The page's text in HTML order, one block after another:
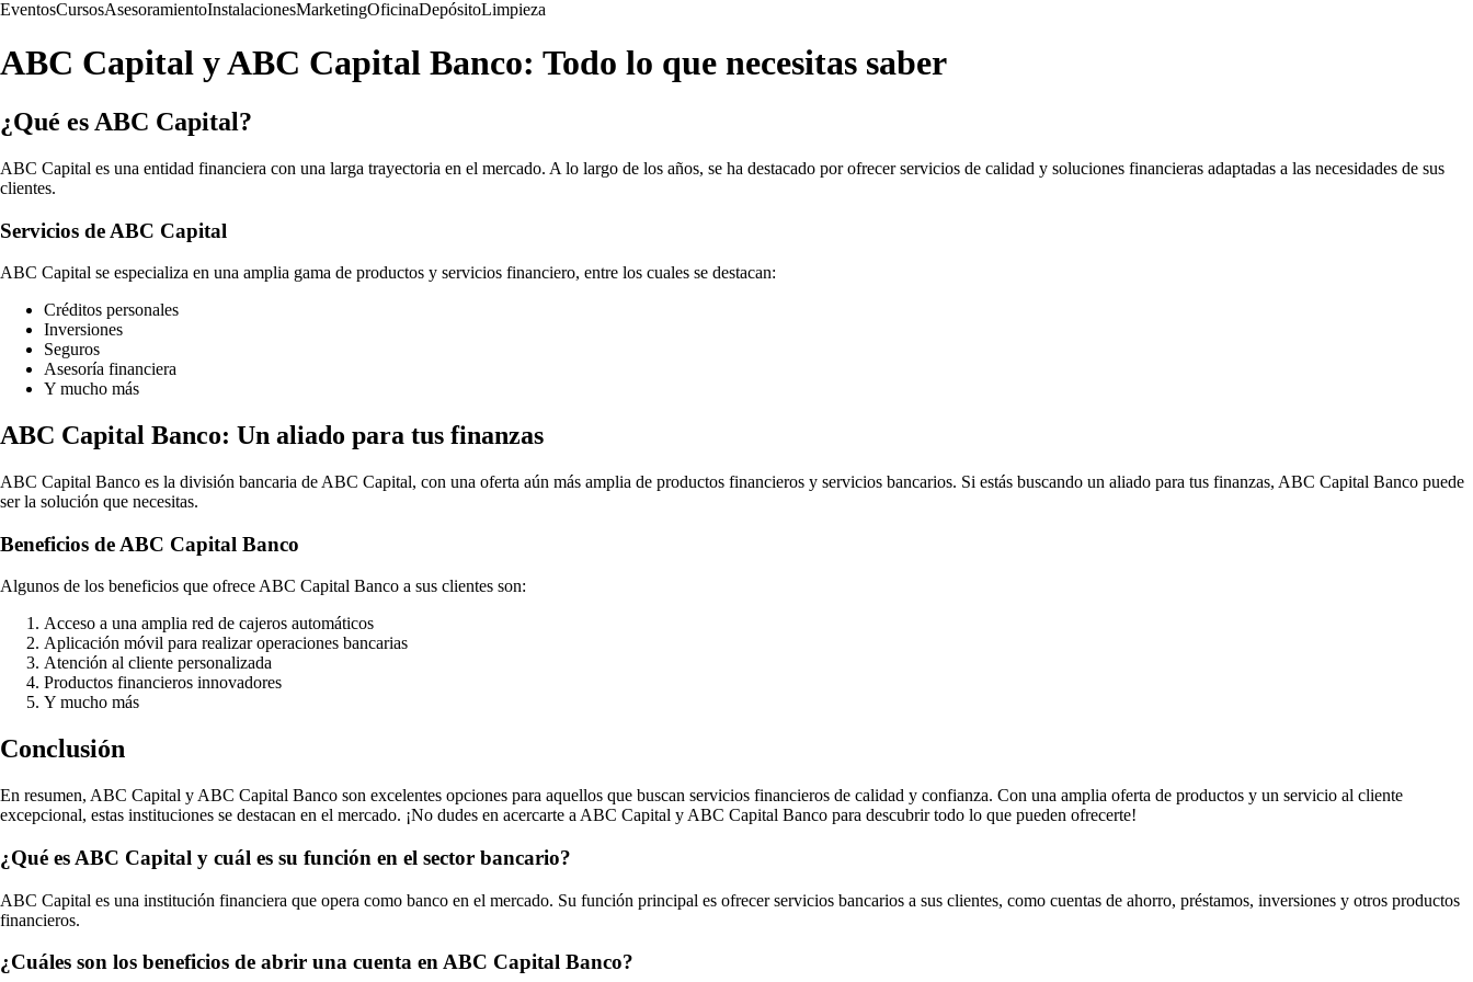
EventosCursosAsesoramientoInstalacionesMarketingOficinaDepósitoLimpieza
ABC Capital y ABC Capital Banco: Todo lo que necesitas saber
¿Qué es ABC Capital?
ABC Capital es una entidad financiera con una larga trayectoria en el mercado. A lo largo de los años, se ha destacado por ofrecer servicios de calidad y soluciones financieras adaptadas a las necesidades de sus
clientes.
Servicios de ABC Capital
ABC Capital se especializa en una amplia gama de productos y servicios financiero, entre los cuales se destacan:
Créditos personales
Inversiones
Seguros
Asesoría financiera
Y mucho más
ABC Capital Banco: Un aliado para tus finanzas
ABC Capital Banco es la división bancaria de ABC Capital, con una oferta aún más amplia de productos financieros y servicios bancarios. Si estás buscando un aliado para tus finanzas, ABC Capital Banco puede
ser la solución que necesitas.
Beneficios de ABC Capital Banco
Algunos de los beneficios que ofrece ABC Capital Banco a sus clientes son:
Acceso a una amplia red de cajeros automáticos
Aplicación móvil para realizar operaciones bancarias
Atención al cliente personalizada
Productos financieros innovadores
Y mucho más
Conclusión
En resumen, ABC Capital y ABC Capital Banco son excelentes opciones para aquellos que buscan servicios financieros de calidad y confianza. Con una amplia oferta de productos y un servicio al cliente
excepcional, estas instituciones se destacan en el mercado. ¡No dudes en acercarte a ABC Capital y ABC Capital Banco para descubrir todo lo que pueden ofrecerte!
¿Qué es ABC Capital y cuál es su función en el sector bancario?
ABC Capital es una institución financiera que opera como banco en el mercado. Su función principal es ofrecer servicios bancarios a sus clientes, como cuentas de ahorro, préstamos, inversiones y otros productos
financieros.
¿Cuáles son los beneficios de abrir una cuenta en ABC Capital Banco?